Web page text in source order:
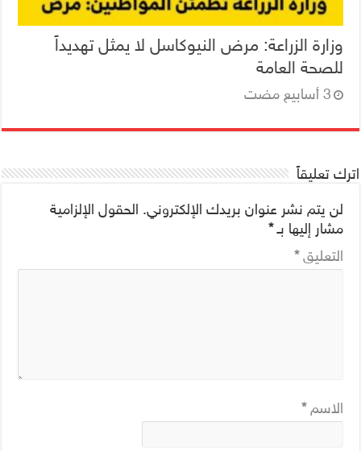
وزارة الزراعة: مرض النيوكاسل لا يمثل تهديداً
للصحة العامة
اترك تعليقاً
لن يتم نشر عنوان بريدك الإلكتروني. الحقول الإلزامية
مشار إليها بـ*
التعليق*
الاسم*